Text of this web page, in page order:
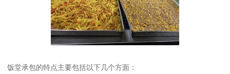
饭堂承包的特点主要包括以下几个方面：